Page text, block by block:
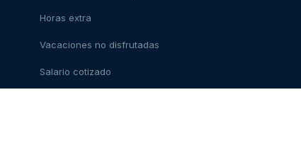
Horas extra
Vacaciones no disfrutadas
Salario cotizado